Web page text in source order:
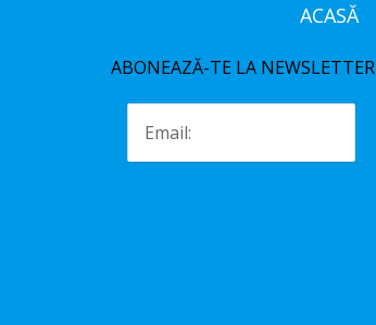
ACASĂ
ABONEAZĂ-TE LA NEWSLETTER